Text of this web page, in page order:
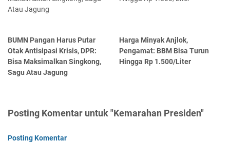
BUMN Pangan Harus Putar
Otak Antisipasi Krisis, DPR:
Bisa Maksimalkan Singkong,
Sagu Atau Jagung
Harga Minyak Anjlok,
Pengamat: BBM Bisa Turun
Hingga Rp 1.500/Liter
Posting Komentar untuk "Kemarahan Presiden"
Posting Komentar